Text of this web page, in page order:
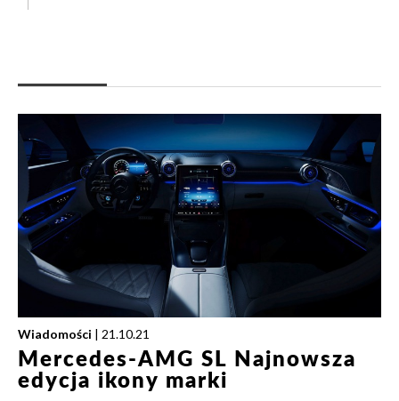
Wiadomości | 21.10.21
Mercedes-AMG SL Najnowsza
edycja ikony marki